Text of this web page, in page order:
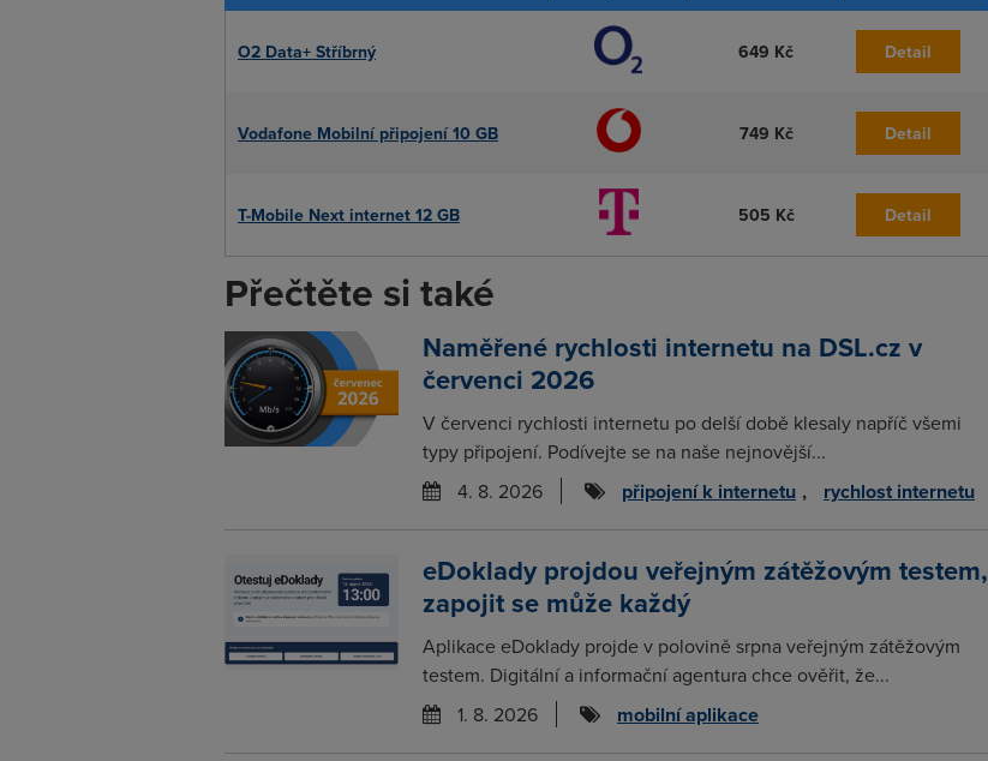
O2 Data+ Stříbrný 649 Kč Detail
Vodafone Mobilní připojení 10 GB 749 Kč Detail
T-Mobile Next internet 12 GB 505 Kč Detail
Přečtěte si také
Naměřené rychlosti internetu na DSL.cz v
červenci 2026
V červenci rychlosti internetu po delší době klesaly napříč všemi
typy připojení. Podívejte se na naše nejnovější...
4. 8. 2026
připojení k internetu , rychlost internetu
eDoklady projdou veřejným zátěžovým testem,
zapojit se může každý
Aplikace eDoklady projde v polovině srpna veřejným zátěžovým
testem. Digitální a informační agentura chce ověřit, že...
1. 8. 2026
mobilní aplikace